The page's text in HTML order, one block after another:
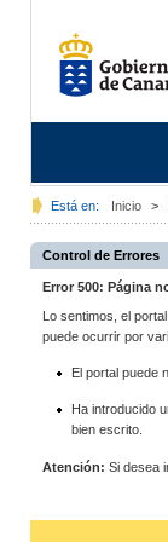
Está en: Inicio >
Control de Errores
Error 500: Página
Lo sentimos, el
puede ocurrir por
El portal puede
Ha introducido
bien escrito.
Atención: Si desea